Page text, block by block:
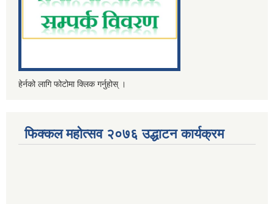
हेर्नको लागि फोटोमा क्लिक गर्नुहोस् ।
फिक्कल महोत्सव २०७६ उद्धाटन कार्यक्रम